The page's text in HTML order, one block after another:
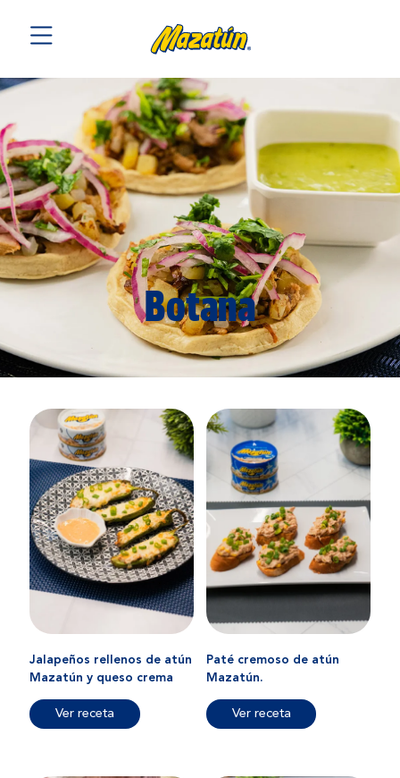
Botana
Jalapeños rellenos de atún
Mazatún y queso crema
Ver receta
Paté cremoso de atún
Mazatún.
Ver receta